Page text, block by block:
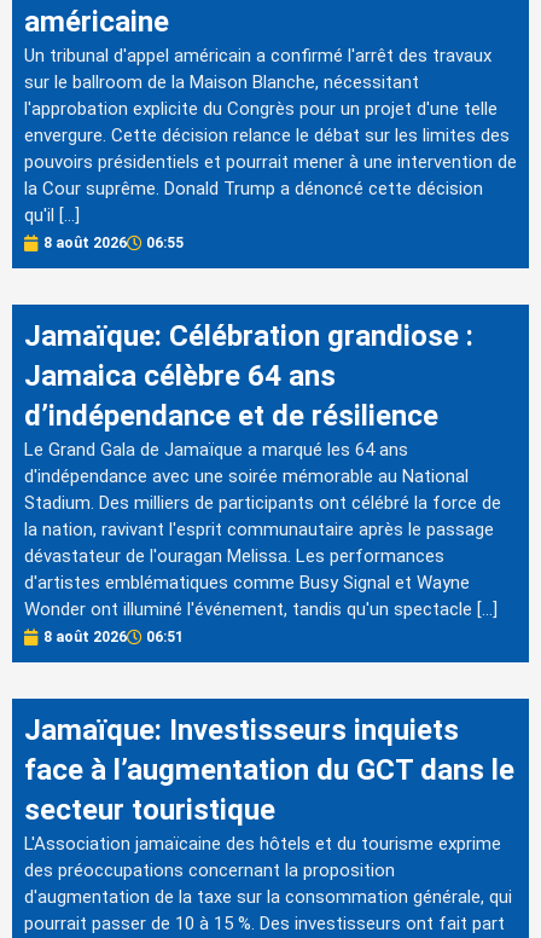
américaine
Un tribunal d'appel américain a confirmé l'arrêt des travaux
sur le ballroom de la Maison Blanche, nécessitant
l'approbation explicite du Congrès pour un projet d'une telle
envergure. Cette décision relance le débat sur les limites des
pouvoirs présidentiels et pourrait mener à une intervention de
la Cour suprême. Donald Trump a dénoncé cette décision
qu'il […]
8 août 2026 06:55
Jamaïque: Célébration grandiose :
Jamaica célèbre 64 ans
d’indépendance et de résilience
Le Grand Gala de Jamaïque a marqué les 64 ans
d'indépendance avec une soirée mémorable au National
Stadium. Des milliers de participants ont célébré la force de
la nation, ravivant l'esprit communautaire après le passage
dévastateur de l'ouragan Melissa. Les performances
d'artistes emblématiques comme Busy Signal et Wayne
Wonder ont illuminé l'événement, tandis qu'un spectacle […]
8 août 2026 06:51
Jamaïque: Investisseurs inquiets
face à l’augmentation du GCT dans le
secteur touristique
L'Association jamaïcaine des hôtels et du tourisme exprime
des préoccupations concernant la proposition
d'augmentation de la taxe sur la consommation générale, qui
pourrait passer de 10 à 15 %. Des investisseurs ont fait part